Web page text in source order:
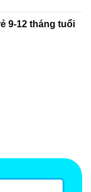
9-12 tháng tuổi